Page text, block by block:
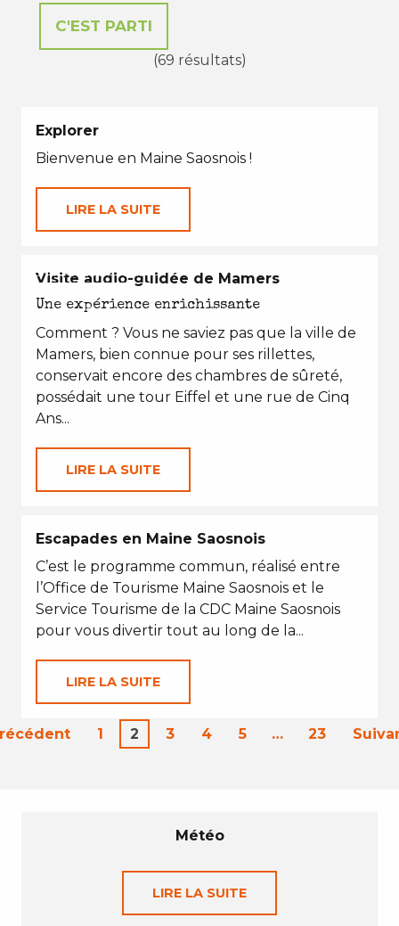
(69 résultats)
Explorer
Bienvenue en Maine Saosnois !
LIRE LA SUITE
EN TOUTES SAISONS
Visite audio-guidée de Mamers
Une expérience enrichissante
Comment ? Vous ne saviez pas que la ville de
Mamers, bien connue pour ses rillettes,
conservait encore des chambres de sûreté,
possédait une tour Eiffel et une rue de Cinq
Ans...
LIRE LA SUITE
Escapades en Maine Saosnois
C’est le programme commun, réalisé entre
l’Office de Tourisme Maine Saosnois et le
Service Tourisme de la CDC Maine Saosnois
pour vous divertir tout au long de la...
LIRE LA SUITE
1 2 3 4 5 … 23
Météo
LIRE LA SUITE